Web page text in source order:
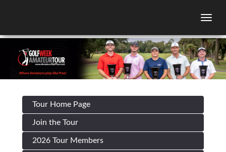
Tour Home Page
Join the Tour
2026 Tour Members